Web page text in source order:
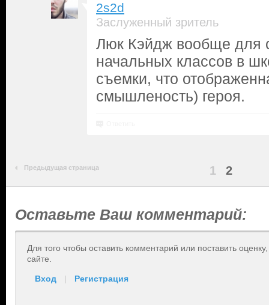
2s2d
Заслуженный зритель
Люк Кэйдж вообще для
начальных классов в
съемки, что
смышленость) героя.
Предыдущая страница 1 2
Оставьте Ваш комментарий:
Для того чтобы оставить комментарий или поставить
сайте.
Вход | Регистрация